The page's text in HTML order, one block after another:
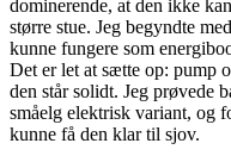
dominerende, at den ikke
større stue. Jeg begyndte
kunne fungere som
Det er let at sætte op: pump
den står solidt. Jeg prøvede
småelg elektrisk variant, og
kunne få den klar til sjov.